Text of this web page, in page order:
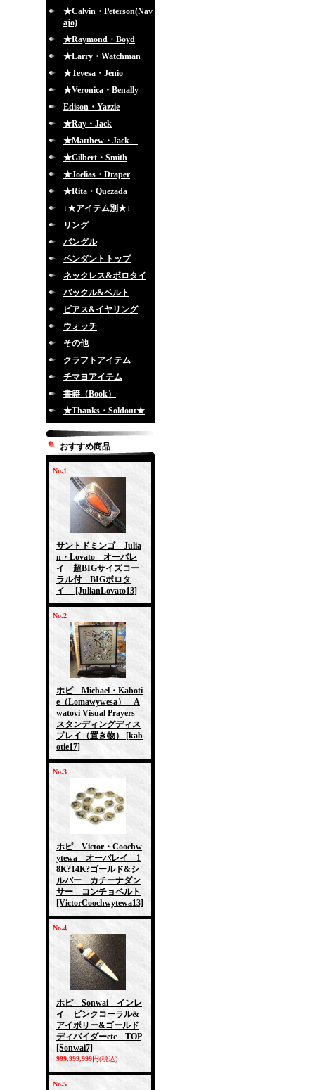
★Calvin・Peterson(Nav
ajo)
★Raymond・Boyd
★Larry・Watchman
★Tevesa・Jenio
★Veronica・Benally
Edison・Yazzie
★Ray・Jack
★Matthew・Jack
★Gilbert・Smith
★Joelias・Draper
★Rita・Quezada
↓★アイテム別★↓
リング
バングル
ペンダントトップ
ネックレス&ボロタイ
バックル&ベルト
ピアス&イヤリング
ウォッチ
その他
クラフトアイテム
チマヨアイテム
書籍（Book）
★Thanks・Soldout★
おすすめ商品
No.1
サントドミンゴ Julia
n・Lovato オーバレ
イ 超BIGサイズコー
ラル付 BIGボロタ
イ
[JulianLovato13]
No.2
ホピ Michael・Kaboti
e（Lomawywesa） A
watovi Visual Prayers
スタンディングディス
プレイ（置き物）
[kab
otie17]
No.3
ホピ Victor・Coochw
ytewa オーバレイ 1
8K?14K?ゴールド&シ
ルバー カチーナダン
サー コンチョベルト
[VictorCoochwytewa13]
No.4
ホピ Sonwai インレ
イ ピンクコーラル&
アイボリー&ゴールド
ディバイダーetc TOP
[Sonwai7]
999,999,999円(税込)
No.5